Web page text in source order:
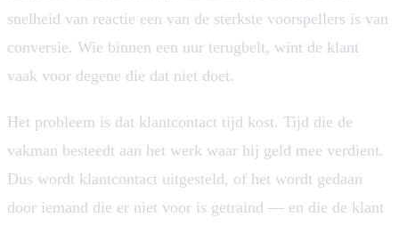
snelheid van reactie een van de sterkste voorspellers is van
conversie. Wie binnen een uur terugbelt, wint de klant
vaak voor degene die dat niet doet.
Het probleem is dat klantcontact tijd kost. Tijd die de
vakman besteedt aan het werk waar hij geld mee verdient.
Dus wordt klantcontact uitgesteld, of het wordt gedaan
door iemand die er niet voor is getraind — en die de klant